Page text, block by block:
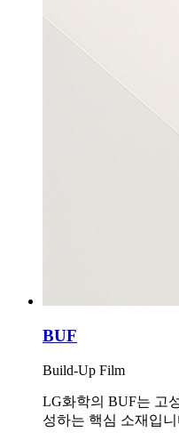
BUF
Build-Up Film
LG화학의 BUF는 고
성하는 핵심 소재입니